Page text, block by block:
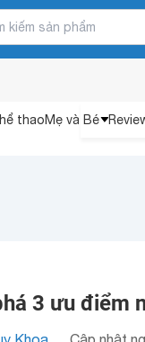
thaoMẹ và Bé
3 ưu điểm